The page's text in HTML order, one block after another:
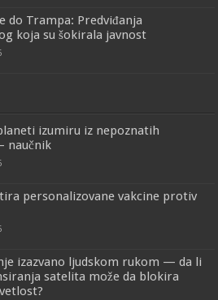
do Trampa: Predviđanja
koja su šokirala javnost
izumiru iz nepoznatih
naučnik
personalizovane vakcine protiv
izazvano ljudskom rukom — da li
satelita može da blokira